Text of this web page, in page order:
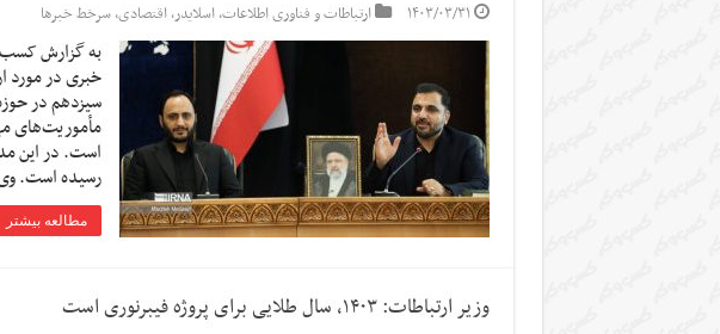
۱۴۰۳/۰۳/۳۱ ارتباطات و فناوری اطلاعات,اسلایدر,اقتصادی,سرخط خبرها
به گزارش کسب
خبری در مورد
سیزدهم در
مأموریت‌های
است. در این
رسیده است.
مطالعه بیشتر
وزیر ارتباطات: ۱۴۰۳، سال طلایی برای پروژه فیبرنوری است